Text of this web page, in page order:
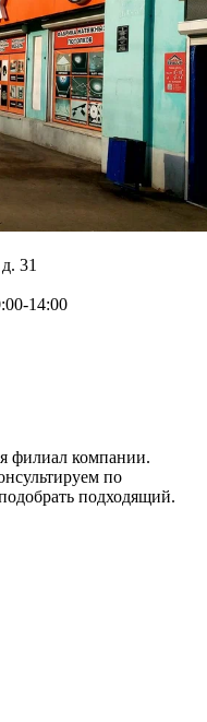
31
14:00
филиал компании.
по
подходящий.